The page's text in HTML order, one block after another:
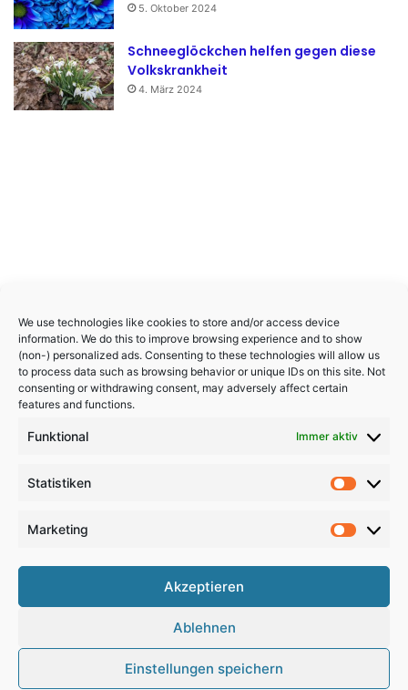
We use technologies like cookies to store and/or access device
information. We do this to improve browsing experience and to show
(non-) personalized ads. Consenting to these technologies will allow us
to process data such as browsing behavior or unique IDs on this site. Not
consenting or withdrawing consent, may adversely affect certain
features and functions.
Funktional Immer aktiv
Statistiken
Marketing
Akzeptieren
Ablehnen
Einstellungen speichern
5. Oktober 2024
Schneeglöckchen helfen gegen diese
Volkskrankheit
4. März 2024